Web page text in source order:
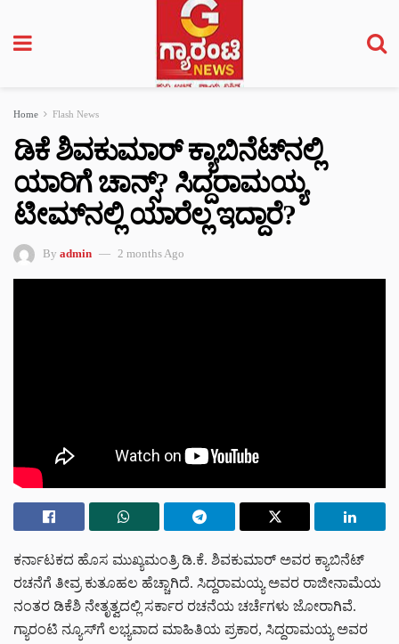
Home Flash News
ಡಿಕೆ ಶಿವಕುಮಾರ್ ಕ್ಯಾಬಿನೆಟ್‌ನಲ್ಲಿ
ಯಾರಿಗೆ ಚಾನ್ಸ್? ಸಿದ್ದರಾಮಯ್ಯ
ಟೀಮ್‌ನಲ್ಲಿ ಯಾರೆಲ್ಲ ಇದ್ದಾರೆ?
By admin 2 months Ago
ಕರ್ನಾಟಕದ ಹೊಸ ಮುಖ್ಯಮಂತ್ರಿ ಡಿ.ಕೆ. ಶಿವಕುಮಾರ್ ಅವರ ಕ್ಯಾಬಿನೆಟ್
ರಚನೆಗೆ ತೀವ್ರ ಕುತೂಹಲ ಹೆಚ್ಚಾಗಿದೆ. ಸಿದ್ದರಾಮಯ್ಯ ಅವರ ರಾಜೀನಾಮೆಯ
ನಂತರ ಡಿಕೆಶಿ ನೇತೃತ್ವದಲ್ಲಿ ಸರ್ಕಾರ ರಚನೆಯ ಚರ್ಚೆಗಳು ಜೋರಾಗಿವೆ.
ಗ್ಯಾರಂಟಿ ನ್ಯೂಸ್‌ಗೆ ಲಭ್ಯವಾದ ಮಾಹಿತಿಯ ಪ್ರಕಾರ, ಸಿದ್ದರಾಮಯ್ಯ ಅವರ